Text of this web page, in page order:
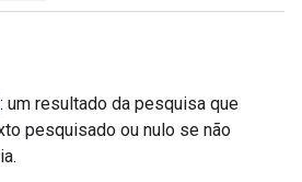
: um resultado da pesquisa que
pesquisado ou nulo se não